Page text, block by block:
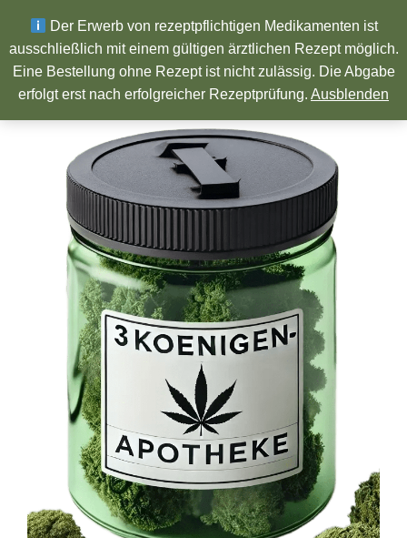
Wir wünschen ein Frohes neues Jahr!
Der Erwerb von rezeptpflichtigen Medikamenten ist
ausschließlich mit einem gültigen ärztlichen Rezept möglich.
Eine Bestellung ohne Rezept ist nicht zulässig. Die Abgabe
erfolgt erst nach erfolgreicher Rezeptprüfung. Ausblenden